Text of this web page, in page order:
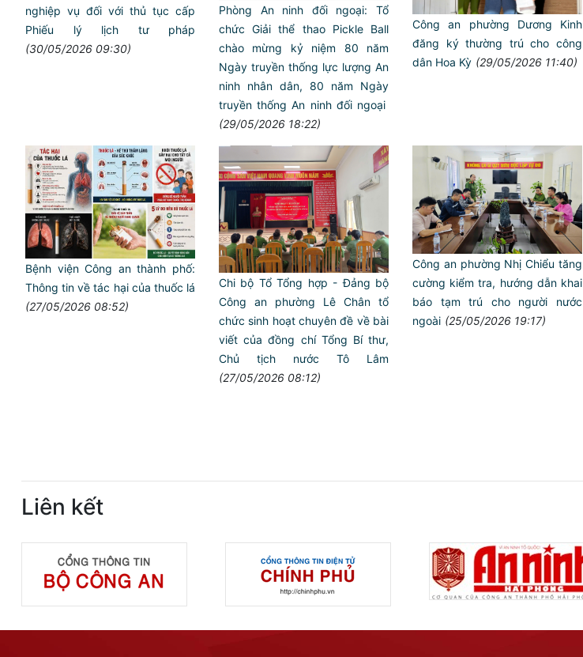
nghiệp vụ đối với thủ tục cấp
Phiếu lý lịch tư pháp
(30/05/2026 09:30)
Phòng An ninh đối ngoại: Tổ
chức Giải thể thao Pickle Ball
chào mừng kỷ niệm 80 năm
Ngày truyền thống lực lượng An
ninh nhân dân, 80 năm Ngày
truyền thống An ninh đối ngoại
(29/05/2026 18:22)
Công an phường Dương Kinh
đăng ký thường trú cho công
dân Hoa Kỳ (29/05/2026 11:40)
Bệnh viện Công an thành phố:
Thông tin về tác hại của thuốc lá
(27/05/2026 08:52)
Chi bộ Tổ Tổng hợp - Đảng bộ
Công an phường Lê Chân tổ
chức sinh hoạt chuyên đề về bài
viết của đồng chí Tổng Bí thư,
Chủ tịch nước Tô Lâm
(27/05/2026 08:12)
Công an phường Nhị Chiểu tăng
cường kiểm tra, hướng dẫn khai
báo tạm trú cho người nước
ngoài (25/05/2026 19:17)
Liên kết